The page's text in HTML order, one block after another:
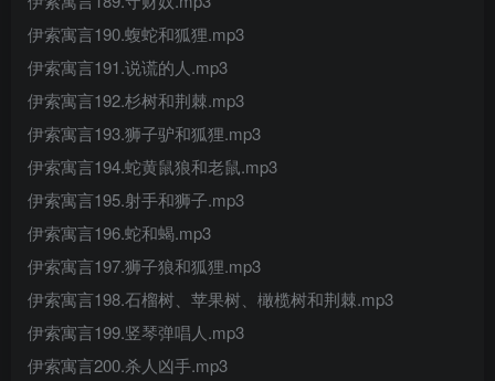
伊索寓言190.蝮蛇和狐狸.mp3
伊索寓言191.说谎的人.mp3
伊索寓言192.杉树和荆棘.mp3
伊索寓言193.狮子驴和狐狸.mp3
伊索寓言194.蛇黄鼠狼和老鼠.mp3
伊索寓言195.射手和狮子.mp3
伊索寓言196.蛇和蝎.mp3
伊索寓言197.狮子狼和狐狸.mp3
伊索寓言198.石榴树、苹果树、橄榄树和荆棘.mp3
伊索寓言199.竖琴弹唱人.mp3
伊索寓言200.杀人凶手.mp3